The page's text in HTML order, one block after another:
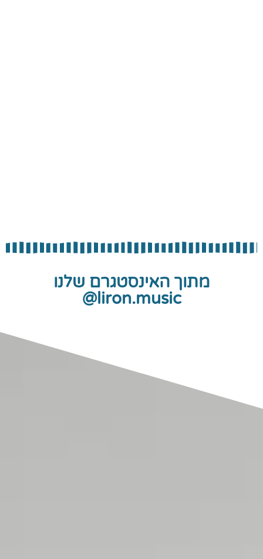
מתוך האינסטגרם שלנו
liron.music@